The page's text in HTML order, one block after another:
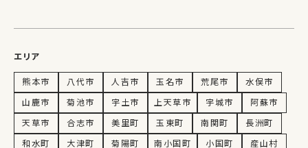
エリア
熊本市 八代市 人吉市 玉名市 荒尾市
水俣市
山鹿市
菊池市 宇土市 上天草市 宇城市
阿蘇市
天草市
合志市 美里町 玉東町 南関町
長洲町
和水町
大津町 菊陽町 南小国町 小国町
産山村